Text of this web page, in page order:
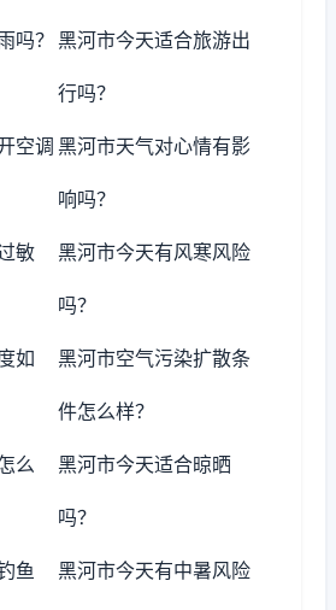
吗？ 黑河市今天适合旅游出
行吗？
空调 黑河市天气对心情有影
响吗？
敏 黑河市今天有风寒风险
吗？
如 黑河市空气污染扩散条
件怎么样？
么 黑河市今天适合晾晒
吗？
鱼 黑河市今天有中暑风险